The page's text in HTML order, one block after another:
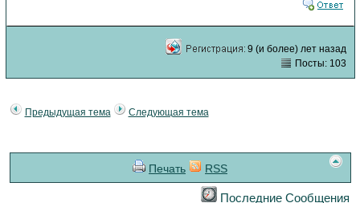
9 (и более) лет назад
Посты: 103
Предыдущая тема Следующая тема
Печать RSS
Последние Сообщения